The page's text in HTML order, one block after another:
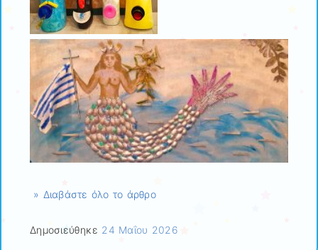
» Διαβάστε όλο το άρθρο
Δημοσιεύθηκε 24 Μαΐου 2026